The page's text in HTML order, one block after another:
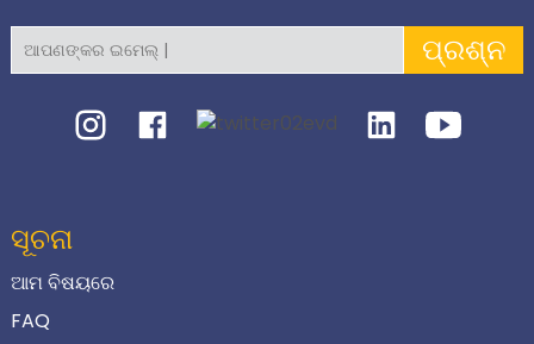
ପ୍ରଶ୍ନ
ସୂଚନା
ଆମ ବିଷୟରେ
FAQ